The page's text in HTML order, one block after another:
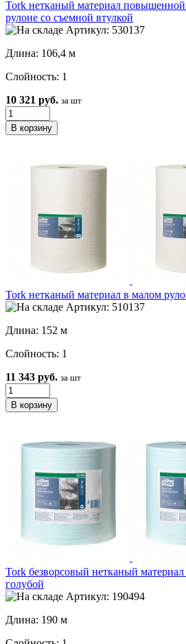
Tork нетканый материал
рулоне со съемной втулкой
Артикул: 530137
Длина: 106,4 м
Слойность: 1
10 321 руб. за шт
Tork нетканый материал в малом
Артикул: 510137
Длина: 152 м
Слойность: 1
11 343 руб. за шт
Tork безворсовый нетканый
голубой
Артикул: 190494
Длина: 190 м